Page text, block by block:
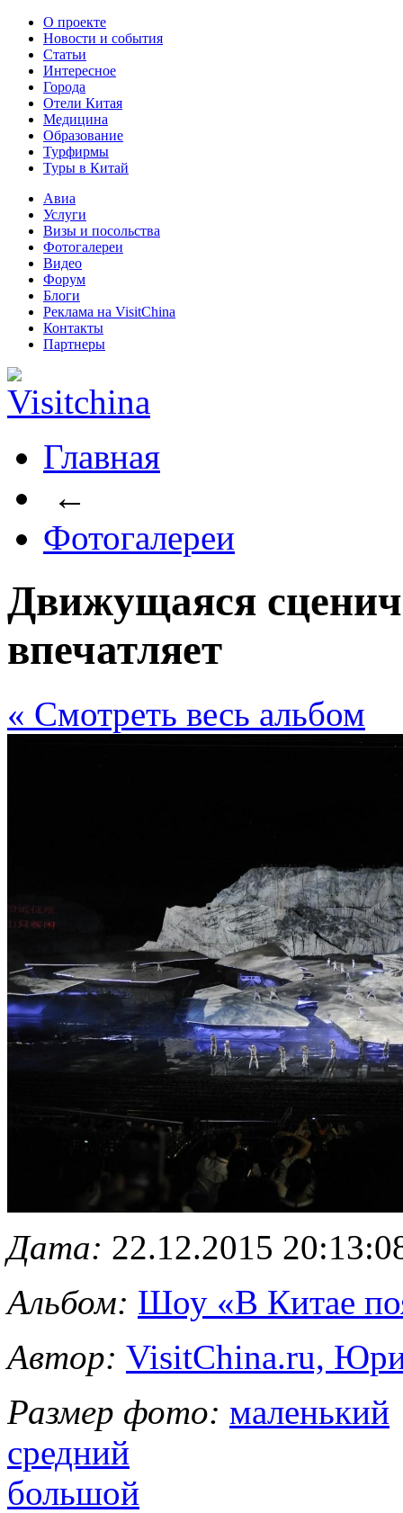
О проекте
Новости и события
Статьи
Интересное
Города
Отели Китая
Медицина
Образование
Турфирмы
Туры в Китай
Авиа
Услуги
Визы и посольства
Фотогалереи
Видео
Форум
Блоги
Реклама на VisitChina
Контакты
Партнеры
Главная
←
Фотогалереи
Движущаяся
впечатляет
« Cмотреть весь альбом
Дата: 22.12.2015
Альбом: Шоу «В Китае
Автор: VisitChina.ru,
Размер фото: маленький
средний
большой